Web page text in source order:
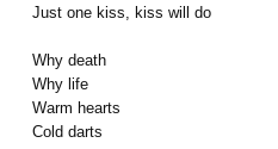
Just one kiss, kiss will do
Why death
Why life
Warm hearts
Cold darts